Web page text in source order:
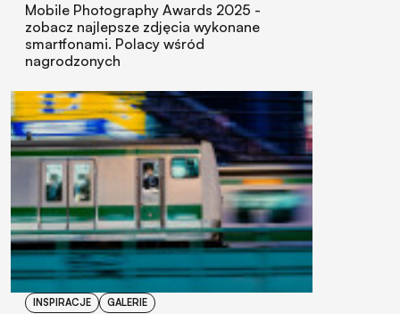
Mobile Photography Awards 2025 -
zobacz najlepsze zdjęcia wykonane
smartfonami. Polacy wśród
nagrodzonych
INSPIRACJE GALERIE